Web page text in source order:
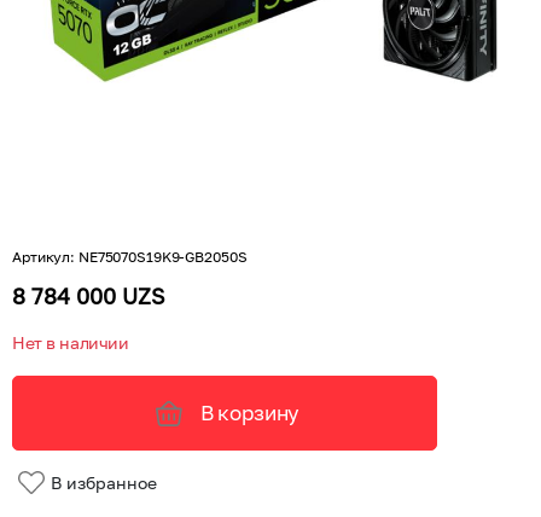
Артикул: NE75070S19K9-GB2050S
8 784 000 UZS
Нет в наличии
В корзину
В избранное